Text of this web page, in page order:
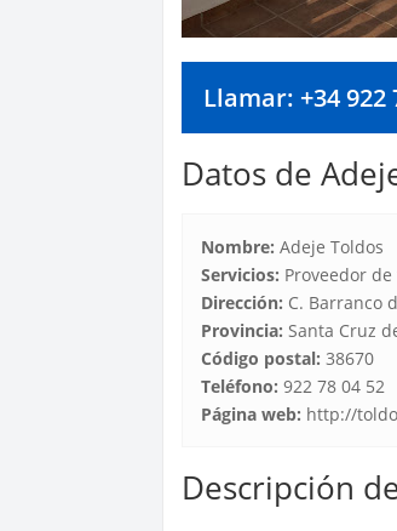
Llamar: +34 922
Datos de
Nombre: Adeje Toldos
Servicios: Proveedor
Dirección: C. Barranco
Provincia: Santa Cruz
Código postal: 38670
Teléfono: 922 78 04 52
Página web: http://
Descripción